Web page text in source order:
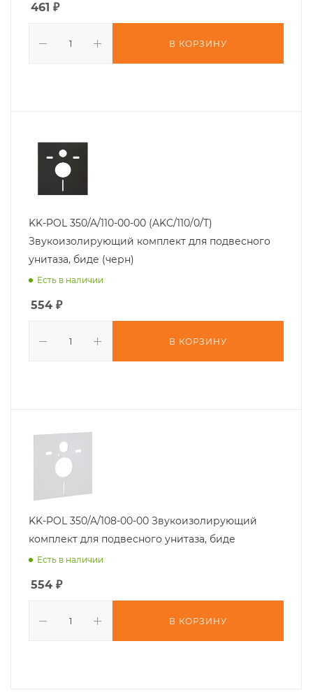
461 ₽
В КОРЗИНУ
KK-POL 350/A/110-00-00 (AKC/110/0/T)
Звукоизолирующий комплект для подвесного
унитаза, биде (черн)
Есть в наличии
554 ₽
В КОРЗИНУ
KK-POL 350/A/108-00-00 Звукоизолирующий
комплект для подвесного унитаза, биде
Есть в наличии
554 ₽
В КОРЗИНУ